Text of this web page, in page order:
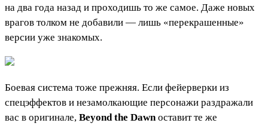
на два года назад и проходишь то же самое. Даже новых
врагов толком не добавили — лишь «перекрашенные»
версии уже знакомых.
Боевая система тоже прежняя. Если фейерверки из
спецэффектов и незамолкающие персонажи раздражали
вас в оригинале, Beyond the Dawnоставит те же